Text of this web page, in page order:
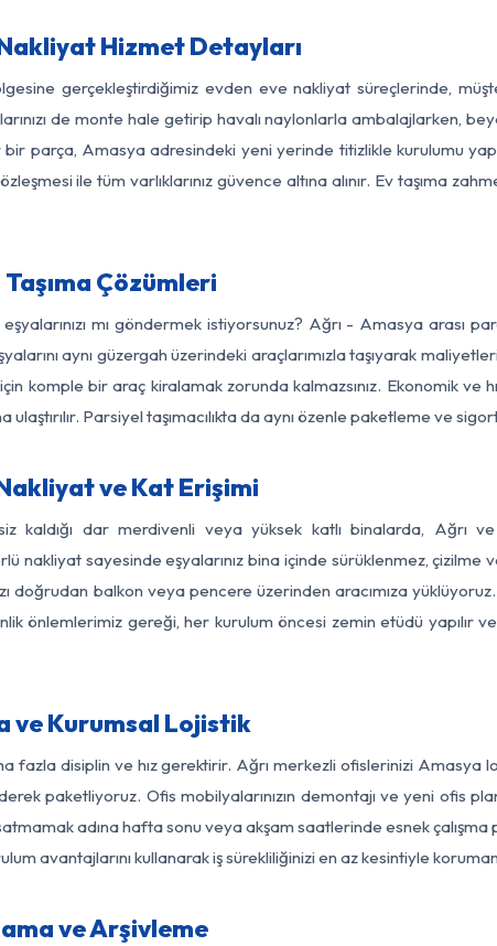
Hizmet Detayları
gerçekleştirdiğimiz evden eve nakliyat süreçlerinde,
de monte hale getirip havalı naylonlarla ambalajlarken,
bir parça, Amasya adresindeki yeni yerinde titizlikle kurulumu
ile tüm varlıklarınız güvence altına alınır. Ev taşıma
Çözümleri
mı göndermek istiyorsunuz? Ağrı - Amasya arası
aynı güzergah üzerindeki araçlarımızla taşıyarak
komple bir araç kiralamak zorunda kalmazsınız. Ekonomik ve
ulaştırılır. Parsiyel taşımacılıkta da aynı özenle paketleme ve
ve Kat Erişimi
kaldığı dar merdivenli veya yüksek katlı binalarda, Ağrı
nakliyat sayesinde eşyalarınız bina içinde sürüklenmez, çizilme
doğrudan balkon veya pencere üzerinden aracımıza
önlemlerimiz gereği, her kurulum öncesi zemin etüdü
ve Kurumsal Lojistik
fazla disiplin ve hız gerektirir. Ağrı merkezli ofislerinizi Amasya
paketliyoruz. Ofis mobilyalarınızın demontajı ve yeni ofis
adına hafta sonu veya akşam saatlerinde esnek çalışma
avantajlarını kullanarak iş sürekliliğinizi en az kesintiyle
ve Arşivleme